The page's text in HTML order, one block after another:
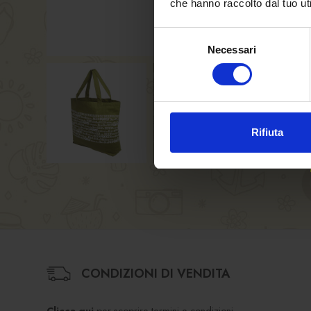
che hanno raccolto dal tuo
Necessari
Rifiuta
CONDIZIONI DI VENDITA